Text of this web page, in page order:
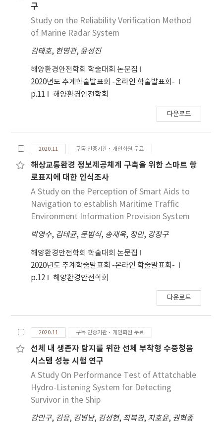
구
Study on the Reliability Verification Method
of Marine Radar System
김태호, 한명관, 윤성진
해양환경안전학회 학술대회 논문집
2020년도 추계학술발표회 -온라인 학술발표회-
p.11
해양환경안전학회
다운로드
2020.11 구독 인증기관·개인회원 무료
해상교통환경 정보제공체계 구축을 위한 스마트 항
로표지에 대한 인식조사
A Study on the Perception of Smart Aids to
Navigation to establish Maritime Traffic
Environment Information Provision System
박영수, 김태균, 문범식, 송재욱, 정민, 강정구
해양환경안전학회 학술대회 논문집
2020년도 추계학술발표회 -온라인 학술발표회-
p.12
해양환경안전학회
다운로드
2020.11 구독 인증기관·개인회원 무료
선체 내 생존자 탐지를 위한 선체 부착형 수중청음
시스템 성능 시험 연구
A Study On Performance Test of Attatchable
Hydro-Listening System for Detecting
Survivor in the Ship
강민구, 김응, 김병남, 김성현, 최복경, 지호윤, 권혁종